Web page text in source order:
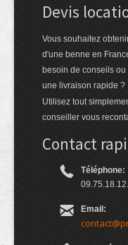
Devis
Vous souhaitez
d'une benne en
besoin de conseils
une livraison rapide ?
Utilisez tout
conseiller vous
Contact
Téléphone:
Email: